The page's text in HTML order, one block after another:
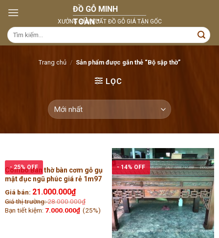
content
Tìm
kiếm:
Trang chủ / Sản phẩm được gắn thẻ “Bộ sập thờ”
LỌC
- 25% OFF
Combo Bàn thờ bàn cơm gỗ gụ
mật đục ngũ phúc giá rẻ 1m97
Giá bán: 21.000.000₫
Giá thị trường:28.000.000₫
Bạn tiết kiệm: 7.000.000₫ (25%)
- 14% OFF